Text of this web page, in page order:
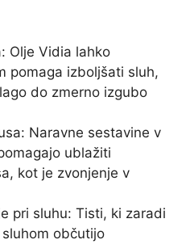
Olje Vidia lahko
pomaga izboljšati sluh,
do zmerno izgubo
Naravne sestavine v
ublažiti
kot je zvonjenje v
pri sluhu: Tisti, ki zaradi
občutijo